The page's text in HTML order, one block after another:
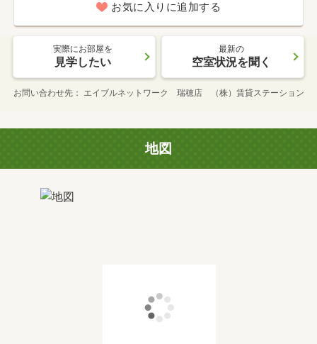
お気に入りに追加する
実際にお部屋を
見学したい
最新の
空室状況を聞く
お問い合わせ先 エイブルネットワーク 瑞穂店 （株）賃貸ステーション
地図